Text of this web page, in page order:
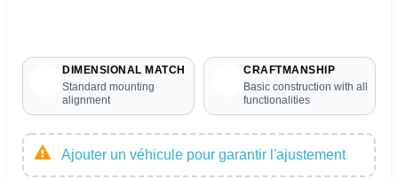
DIMENSIONAL MATCH
Standard mounting
alignment
CRAFTMANSHIP
Basic construction with all
functionalities
Ajouter un véhicule pour garantir l'ajustement